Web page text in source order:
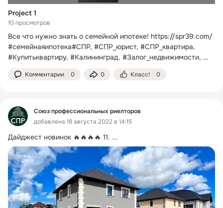
Project 1
10 просмотров
Все что нужно знать о семейной ипотеке! https://spr39.com/
#семейнаяипотека#СПР, #СПР_юрист, #СПР_квартира,
#Купитьквартиру, #Калининград, #Залог_недвижимости,
Комментарии 0 0 Класс! 0
Союз профессиональных риелторов
добавлена 18 августа 2022 в 14:15
Дайджест новинок 🔥🔥🔥🔥 11. ...